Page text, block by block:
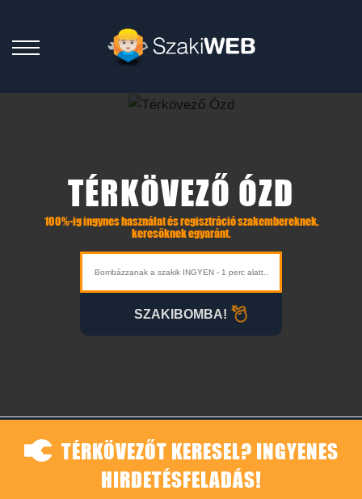
TÉRKÖVEZŐ ÓZD
100%-ig ingynes használat és regisztráció szakembereknek,
keresőknek egyaránt.
SZAKIBOMBA!
TÉRKÖVEZŐT KERESEL? INGYENES
HIRDETÉSFELADÁS!